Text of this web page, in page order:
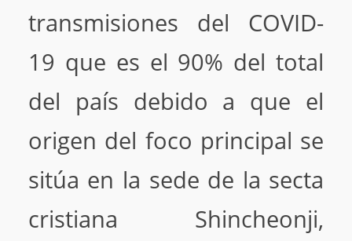
transmisiones del COVID-
19 que es el 90% del total
del país debido a que el
origen del foco principal se
sitúa en la sede de la secta
cristiana Shincheonji,